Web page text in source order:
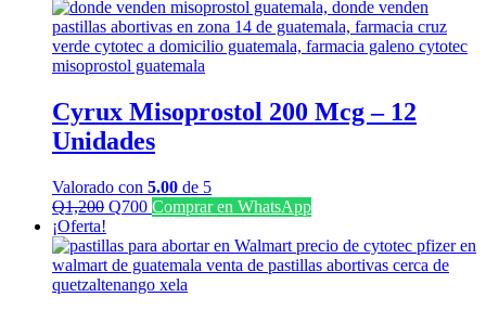
Cyrux Misoprostol 200 Mcg – 12
Unidades
Valorado con 5.00 de 5
Q1,200 El
original
era:
Q1,200.
Q700El
actual
es:
Q700.
Comprar en WhatsApp
¡Oferta!